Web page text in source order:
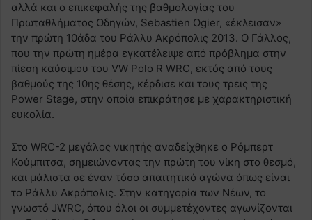
αλλά και ο επικεφαλής της βαθμολογίας του
Πρωταθλήματος Οδηγών, Sebastien Ogier, «έκλεισαν»
την πρώτη 10άδα του Ράλλυ Ακρόπολις 2013. Ο Γάλλος,
που την πρώτη ημέρα εγκατέλειψε από πρόβλημα στην
πίεση καύσιμου του VW Polo R WRC, εκτός από τους
βαθμούς της 10ης θέσης, κέρδισε και τους τρεις της
Power Stage, στην οποία επικράτησε με χαρακτηριστική
ευκολία.
Στο WRC-2 μεγάλος νικητής αναδείχθηκε ο Ρόμπερτ
Κούμπιτσα, σημειώνοντας την πρώτη του νίκη στο θεσμό,
και μάλιστα σε έναν τόσο απαιτητικό αγώνα όπως είναι
το Ράλλυ Ακρόπολις. Στην κατηγορία των Νέων, το
γνωστό JWRC, όπου όλοι οι συμμετέχοντες αγωνίζονται